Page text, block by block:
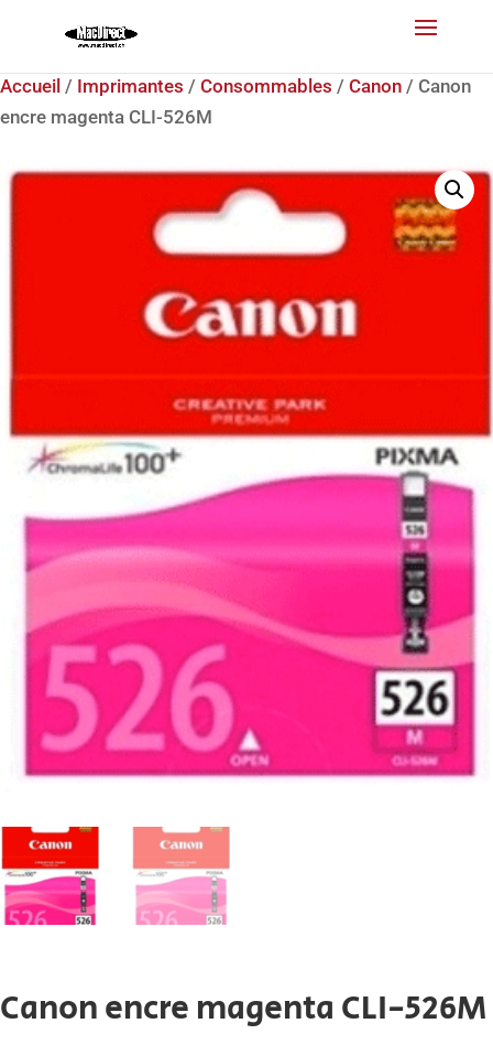
Accueil / Imprimantes / Consommables / Canon / Canon
encre magenta CLI-526M
Canon encre magenta CLI-526M